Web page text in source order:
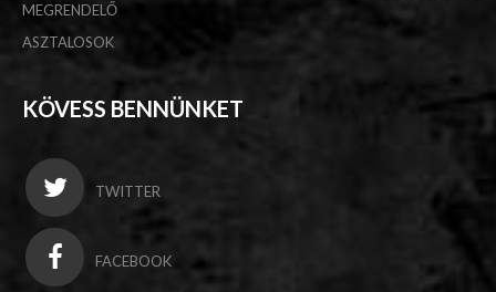
MEGRENDELŐ
ASZTALOSOK
KÖVESS BENNÜNKET
TWITTER
FACEBOOK